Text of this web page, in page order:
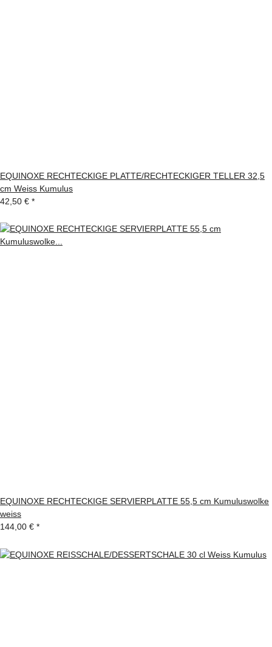
EQUINOXE RECHTECKIGE PLATTE/RECHTECKIGER TELLER 32,5
cm Weiss Kumulus
42,50 € *
EQUINOXE RECHTECKIGE SERVIERPLATTE 55,5 cm Kumuluswolke
weiss
144,00 € *